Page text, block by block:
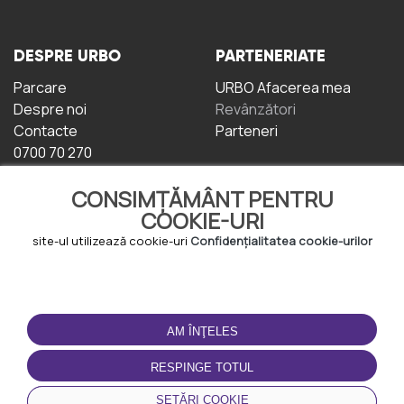
CONSIMȚĂMÂNT PENTRU
COOKIE-URI
site-ul utilizează cookie-uri Confidențialitatea cookie-urilor
AM ÎNŢELES
RESPINGE TOTUL
SETĂRI COOKIE
DESPRE URBO
Parcare
Despre noi
Contacte
0700 70 270
PARTENERIATE
URBO Afacerea mea
Revânzători
Parteneri
TERMENI DE UTILIZARE
Termeni și condiții
Politica de
Confidențialitate
Politica de cookie-uri
DESCĂRCAȚI
APLICAȚIA